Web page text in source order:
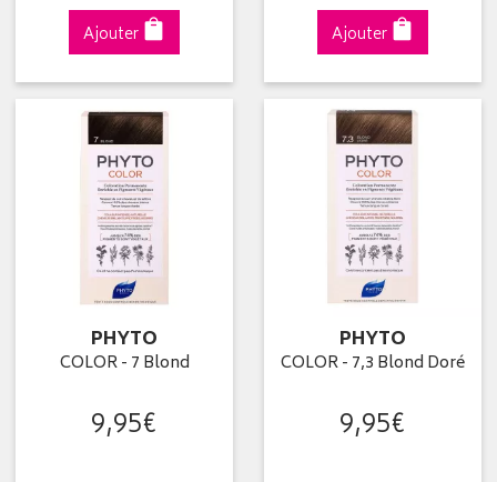
Ajouter Ajouter
PHYTO
COLOR - 7 Blond
9,95€
PHYTO
COLOR - 7,3 Blond Doré
9,95€